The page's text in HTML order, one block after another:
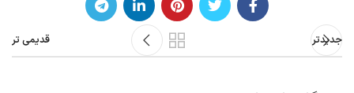
جدیدتر قدیمی تر